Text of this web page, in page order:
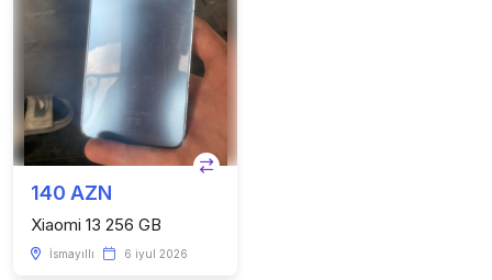
140 AZN
Xiaomi 13 256 GB
İsmayıllı 6 iyul 2026